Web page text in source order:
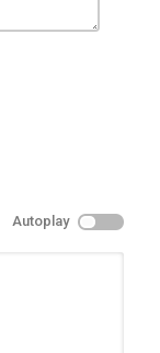
Autoplay